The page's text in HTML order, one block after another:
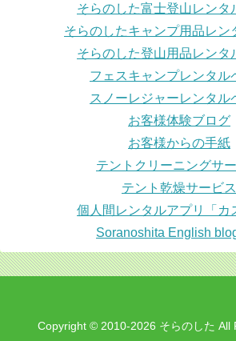
そらのした富士登山レンタ
そらのしたキャンプ用品レン
そらのした登山用品レンタ
フェスキャンプレンタル
スノーレジャーレンタル
お客様体験ブログ
お客様からの手紙
テントクリーニングサ
テント乾燥サービス
個人間レンタルアプリ「カ
Soranoshita English
Copyright © 2010-2026 そらのした All